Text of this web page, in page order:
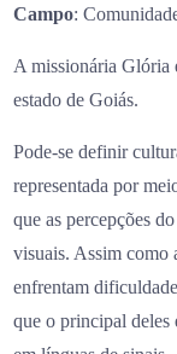
Campo:
A missionária Glória
estado de Goiás.
Pode-se definir
representada por
que as percepções
visuais. Assim como
enfrentam
que o principal deles